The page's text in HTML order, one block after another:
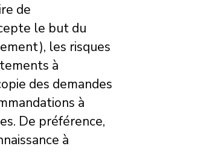
de
le but du
les risques
à
des demandes
à
De préférence,
à